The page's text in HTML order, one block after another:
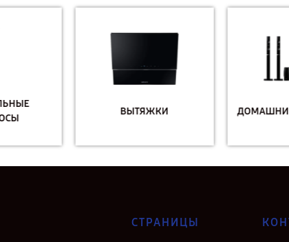
ВЫТЯЖКИ ДОМАШНИЕ
СТРАНИЦЫ